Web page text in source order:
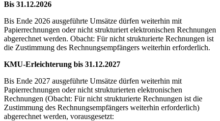
Bis 31.12.2026
Bis Ende 2026 ausgeführte Umsätze dürfen weiterhin mit
Papierrechnungen oder nicht strukturiert elektronischen Rechnungen
abgerechnet werden. Obacht: Für nicht strukturierte Rechnungen ist
die Zustimmung des Rechnungsempfängers weiterhin erforderlich.
KMU-Erleichterung bis 31.12.2027
Bis Ende 2027 ausgeführte Umsätze dürfen weiterhin mit
Papierrechnungen oder nicht strukturierten elektronischen
Rechnungen (Obacht: Für nicht strukturierte Rechnungen ist die
Zustimmung des Rechnungsempfängers weiterhin erforderlich)
abgerechnet werden, vorausgesetzt: